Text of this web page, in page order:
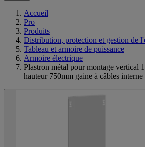
Accueil
Pro
Produits
Distribution, protection et gestion de
Tableau et armoire de puissance
Armoire électrique
Plastron métal pour montage vertical
hauteur 750mm gaine à câbles